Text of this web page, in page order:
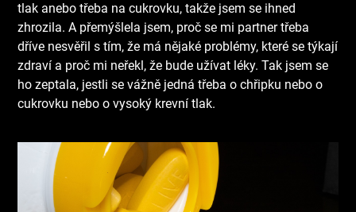
tlak anebo třeba na cukrovku, takže jsem se ihned
zhrozila. A přemýšlela jsem, proč se mi partner třeba
dříve nesvěřil s tím, že má nějaké problémy, které se týkají
zdraví a proč mi neřekl, že bude užívat léky. Tak jsem se
ho zeptala, jestli se vážně jedná třeba o chřipku nebo o
cukrovku nebo o vysoký krevní tlak.